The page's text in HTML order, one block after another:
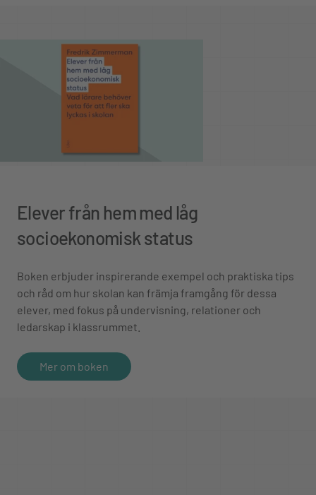
Elever från hem med låg
socioekonomisk status
Boken erbjuder inspirerande exempel och praktiska tips
och råd om hur skolan kan främja framgång för dessa
elever, med fokus på undervisning, relationer och
ledarskap i klassrummet.
Mer om boken